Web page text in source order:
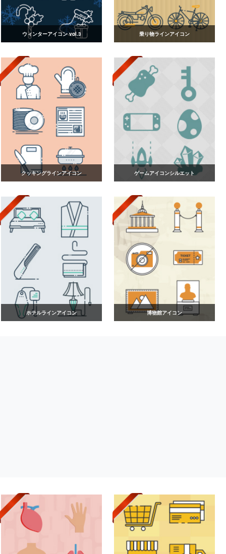
ウィンターアイコン vol.3 乗り物ラインアイコン
クッキングラインアイコン ゲームアイコンシルエット
ホテルラインアイコン 博物館アイコン